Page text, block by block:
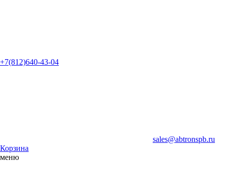
+7(812)640-43-04
sales@abtronspb.ru
Корзина
меню